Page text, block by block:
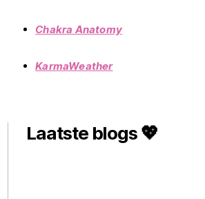
Chakra Anatomy
KarmaWeather
Laatste blogs 💖